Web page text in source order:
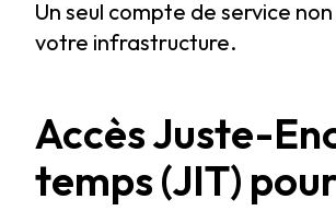
Un seul compte de service
votre infrastructure.
Accès Juste-
temps (JIT)